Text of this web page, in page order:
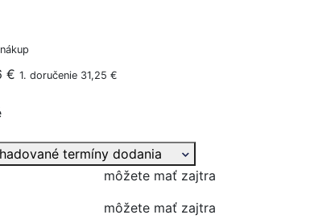
€ 1. doručenie 31,25 €
termíny dodania
môžete mať zajtra
môžete mať zajtra